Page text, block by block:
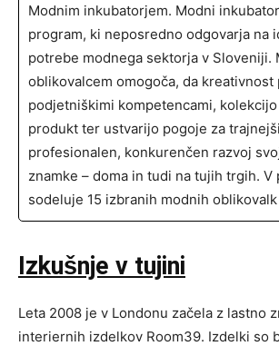
Modnim inkubatorjem. Modni
program, ki neposredno odgovarja na
potrebe modnega sektorja v Sloveniji.
oblikovalcem omogoča, da kreativnost
podjetniškimi kompetencami,
produkt ter ustvarijo pogoje za
profesionalen, konkurenčen razvoj
znamke – doma in tudi na tujih trgih. V
sodeluje 15 izbranih modnih
Izkušnje v tujini
Leta 2008 je v Londonu začela z lastno
interiernih izdelkov Room39. Izdelki so